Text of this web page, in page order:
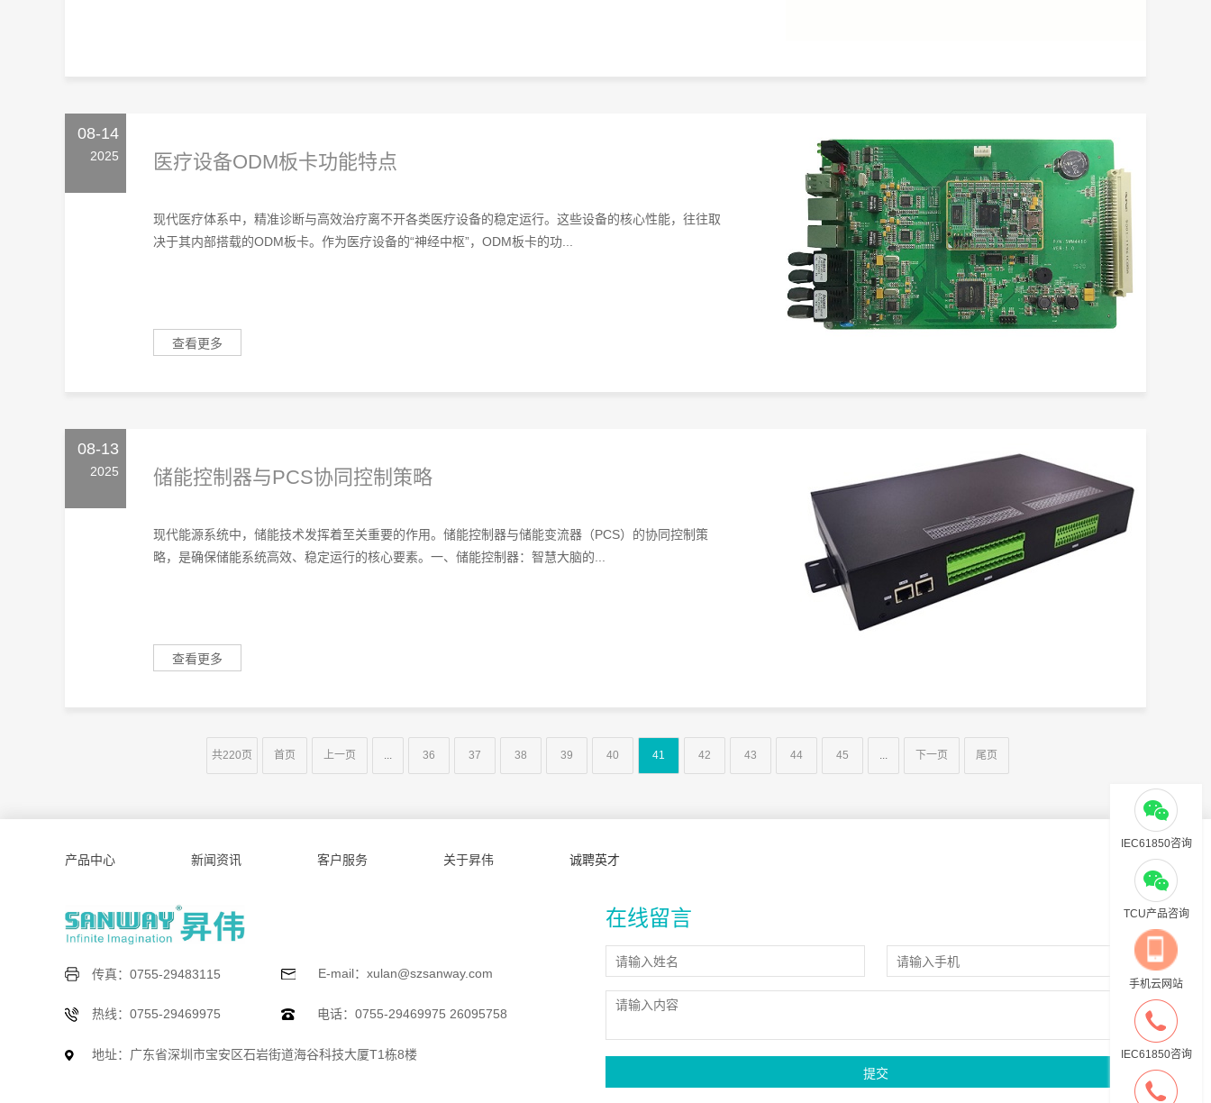
08-14
2025 医疗设备ODM板卡功能特点
现代医疗体系中，精准诊断与高效治疗离不开各类医疗设备的稳定运行。这些设备的核心性能，往往取
决于其内部搭载的ODM板卡。作为医疗设备的“神经中枢”，ODM板卡的功...
查看更多
08-13
2025 储能控制器与PCS协同控制策略
现代能源系统中，储能技术发挥着至关重要的作用。储能控制器与储能变流器（PCS）的协同控制策
略，是确保储能系统高效、稳定运行的核心要素。一、储能控制器：智慧大脑的...
查看更多
共220页 首页 上一页 ... 36 37 38 39 40 41 42 43 44 45 ... 下一页 尾页
产品中心 新闻资讯 客户服务 关于昇伟 诚聘英才
传真：0755-29483115 E-mail：xulan@szsanway.com
热线：0755-29469975 电话：0755-29469975 26095758
地址：广东省深圳市宝安区石岩街道海谷科技大厦T1栋8楼
在线留言
IEC61850咨询
TCU产品咨询
手机云网站
IEC61850咨询